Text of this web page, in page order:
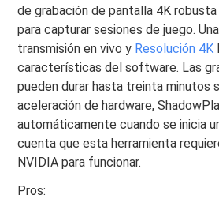
de grabación de pantalla 4K
para capturar sesiones de juego.
transmisión en vivo y Resolución 4K
características del software. Las
pueden durar hasta treinta minutos
aceleración de hardware,
automáticamente cuando se inicia
cuenta que esta herramienta
NVIDIA para funcionar.
Pros: